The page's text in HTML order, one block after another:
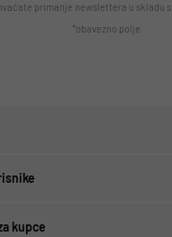
primanje newslettera u skladu s
*obavezno polje
kupce